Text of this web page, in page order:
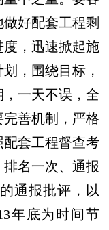
好配套工程剩
，迅速掀起施
，围绕目标，
一天不误，全
善机制，严格
套工程督查考
名一次、通报
通报批评，以
年底为时间节